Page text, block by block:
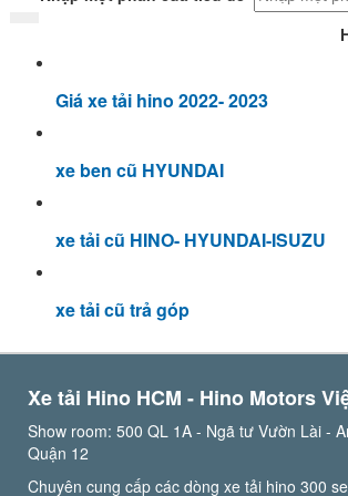
Giá xe tải hino 2022- 2023
xe ben cũ HYUNDAI
xe tải cũ HINO- HYUNDAI-ISUZU
xe tải cũ trả góp
Xe tải Hino HCM - Hino Motors
Show room: 500 QL 1A - Ngã tư Vườn Lài -
Quận 12
Chuyên cung cấp các dòng xe tải hino 300